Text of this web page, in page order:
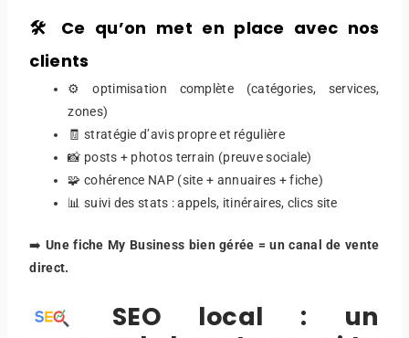
🛠️ Ce qu’on met en place avec nos
clients
⚙️ optimisation complète (catégories, services,
zones)
🧾 stratégie d’avis propre et régulière
📸 posts + photos terrain (preuve sociale)
🧩 cohérence NAP (site + annuaires + fiche)
📊 suivi des stats : appels, itinéraires, clics site
➡️Une fiche My Business bien gérée = un canal de vente
direct.
SEO local : un